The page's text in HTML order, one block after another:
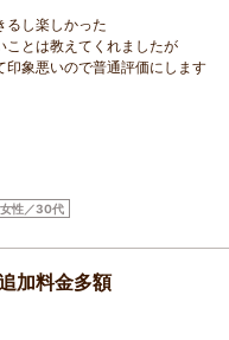
るし楽しかった
ことは教えてくれましたが
象悪いので普通評価にします
女性／30代
加料金多額